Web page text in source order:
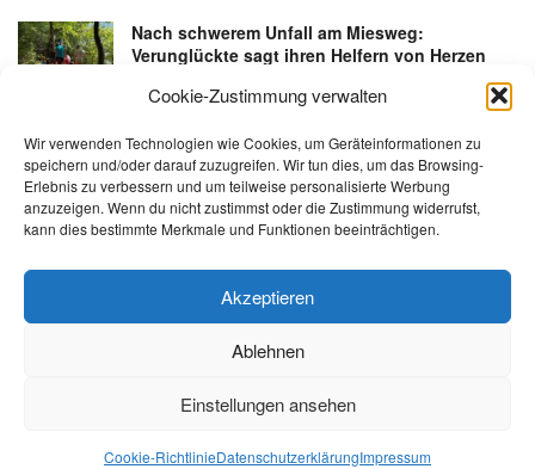
Cookie-Zustimmung verwalten
Wir verwenden Technologien wie Cookies, um Geräteinformationen zu
speichern und/oder darauf zuzugreifen. Wir tun dies, um das Browsing-
Erlebnis zu verbessern und um teilweise personalisierte Werbung
anzuzeigen. Wenn du nicht zustimmst oder die Zustimmung widerrufst,
kann dies bestimmte Merkmale und Funktionen beeinträchtigen.
Akzeptieren
Ablehnen
Einstellungen ansehen
Cookie-RichtlinieDatenschutzerklärungImpressum
Nach schwerem Unfall am Miesweg:
Verunglückte sagt ihren Helfern von Herzen